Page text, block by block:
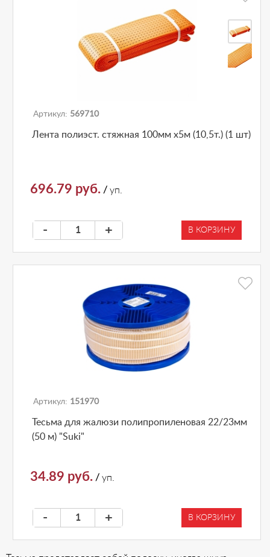
Артикул: 569710
Лента полиэст. стяжная 100мм х5м (10,5т.) (1 шт)
696.79 руб. / уп.
- + В КОРЗИНУ
Артикул: 151970
Тесьма для жалюзи полипропиленовая 22/23мм
(50 м) "Suki"
34.89 руб. / уп.
- + В КОРЗИНУ